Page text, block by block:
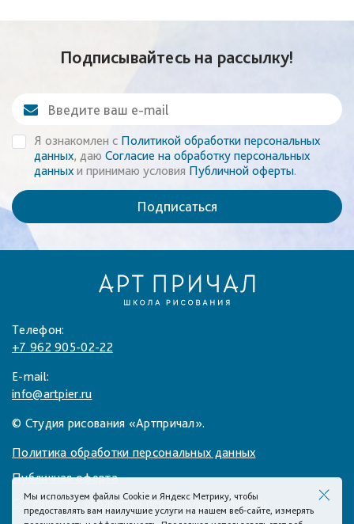
Подписывайтесь на рассылку!
Я ознакомлен с Политикой обработки персональных
данных, даю Согласие на обработку персональных
данныхи принимаю условия Публичной оферты.
Подписаться
Телефон:
+7 962 905-02-22
E-mail:
info@artpier.ru
© Студия рисования «Артпричал».
Политика обработки персональных данных
Публичная оферта
Согласие на обработку персональных данных
Мы используем файлы Cookie и Яндекс Метрику, чтобы
предоставлять вам наилучшие услуги на нашем веб-сайте, измерять